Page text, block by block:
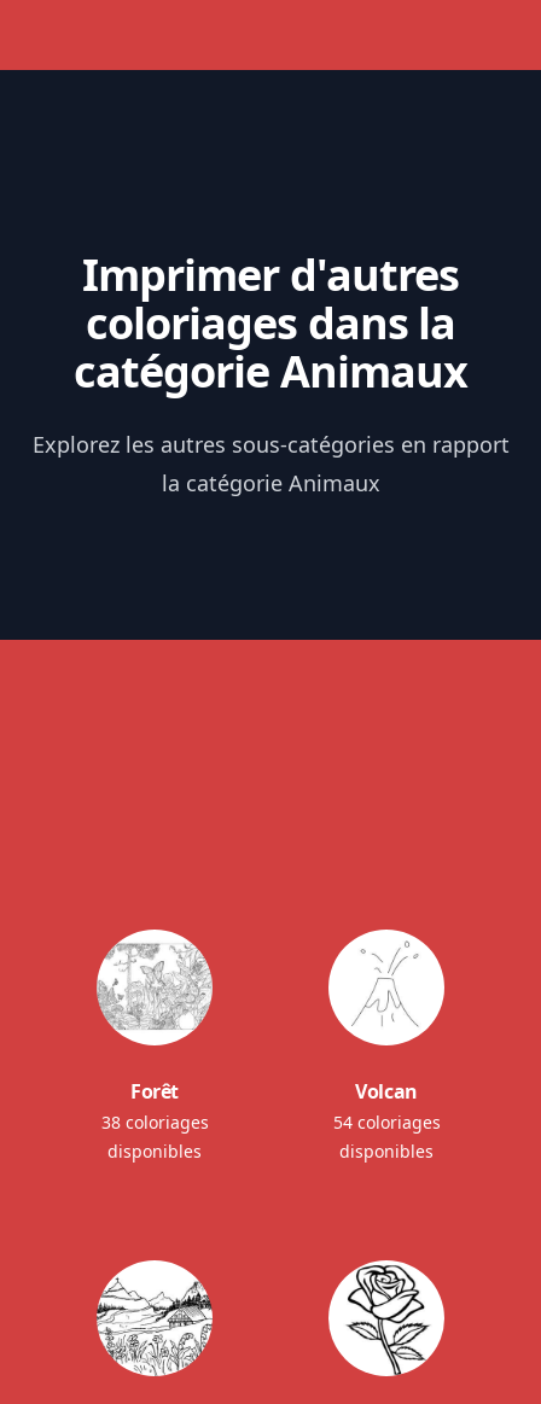
Imprimer d'autres
coloriages dans la
catégorie Animaux
Explorez les autres sous-catégories en rapport
la catégorie Animaux
Forêt
38 coloriages
disponibles
Volcan
54 coloriages
disponibles